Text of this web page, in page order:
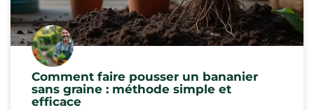
Comment faire pousser un bananier
sans graine : méthode simple et
efficace